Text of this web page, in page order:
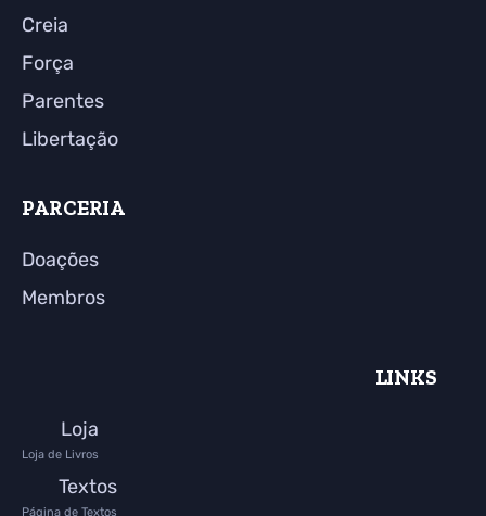
Creia
Força
Parentes
Libertação
PARCERIA
Doações
Membros
LINKS
Loja
Loja de Livros
Textos
Página de Textos